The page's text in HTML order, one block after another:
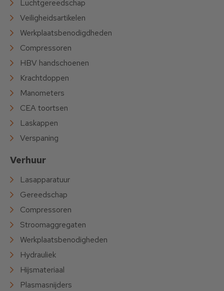
Luchtgereedschap
Veiligheidsartikelen
Werkplaatsbenodigdheden
Compressoren
HBV handschoenen
Krachtdoppen
Manometers
CEA toortsen
Laskappen
Verspaning
Verhuur
Lasapparatuur
Gereedschap
Compressoren
Stroomaggregaten
Werkplaatsbenodigheden
Hydrauliek
Hijsmateriaal
Plasmasnijders